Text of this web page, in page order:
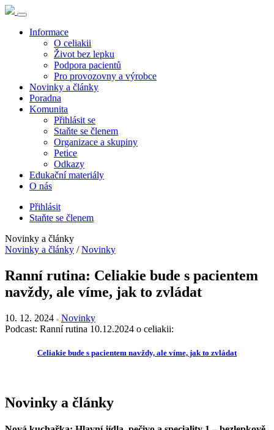
Informace
O celiakii
Život bez lepku
Podpora pacientů
Pro provozovny a výrobce
Novinky a články
Poradna
Komunita
Přihlásit se
Staňte se členem
Organizace a skupiny
Petice
Odkazy
Edukační materiály
O nás
Přihlásit
Staňte se členem
Novinky a články
Novinky a články / Novinky
Ranní rutina: Celiakie bude s pacientem
navždy, ale víme, jak to zvládat
10. 12. 2024
Novinky
Podcast: Ranní rutina 10.12.2024 o celiakii:
Celiakie bude s pacientem navždy, ale víme, jak to zvládat
Novinky a články